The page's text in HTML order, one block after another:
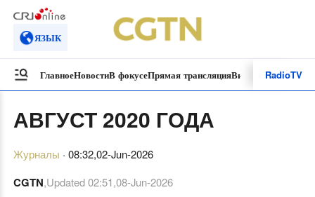
ЯЗЫК
ГлавноеНовостиВ фокусеПрямая трансляцияВидеоролики
RadioTV
АВГУСТ 2020 ГОДА
Журналы · 08:32,02-Jun-2026
CGTN,Updated02:51,08-Jun-2026